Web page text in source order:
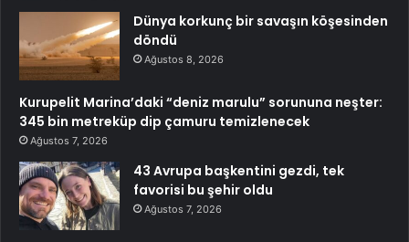
Dünya korkunç bir savaşın köşesinden
döndü
Ağustos 8, 2026
Kurupelit Marina’daki “deniz marulu” sorununa neşter:
345 bin metreküp dip çamuru temizlenecek
Ağustos 7, 2026
43 Avrupa başkentini gezdi, tek
favorisi bu şehir oldu
Ağustos 7, 2026